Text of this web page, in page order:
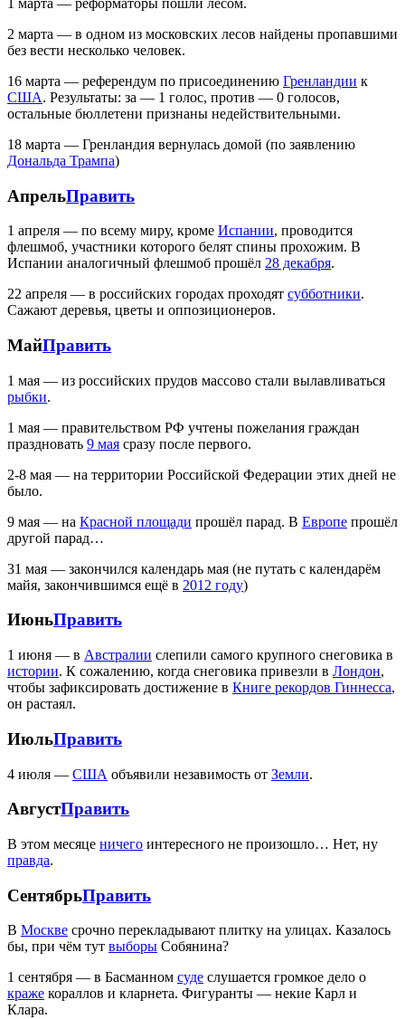
2 марта — в одном из московских лесов найдены пропавшими
без вести несколько человек.
16 марта — референдум по присоединению Гренландии к
США. Результаты: за — 1 голос, против — 0 голосов,
остальные бюллетени признаны недействительными.
18 марта — Гренландия вернулась домой (по заявлению
Дональда Трампа)
АпрельПравить
1 апреля — по всему миру, кроме Испании, проводится
флешмоб, участники которого белят спины прохожим. В
Испании аналогичный флешмоб прошёл 28 декабря.
22 апреля — в российских городах проходят субботники.
Сажают деревья, цветы и оппозиционеров.
МайПравить
1 мая — из российских прудов массово стали вылавливаться
рыбки.
1 мая — правительством РФ учтены пожелания граждан
праздновать 9 мая сразу после первого.
2-8 мая — на территории Российской Федерации этих дней не
было.
9 мая — на Красной площади прошёл парад. В Европе прошёл
другой парад…
31 мая — закончился календарь мая (не путать с календарём
майя, закончившимся ещё в 2012 году)
ИюньПравить
1 июня — в Австралии слепили самого крупного снеговика в
истории. К сожалению, когда снеговика привезли в Лондон,
чтобы зафиксировать достижение в Книге рекордов Гиннесса,
он растаял.
ИюльПравить
4 июля — США объявили незавимость от Земли.
АвгустПравить
В этом месяце ничего интересного не произошло… Нет, ну
правда.
СентябрьПравить
В Москве срочно перекладывают плитку на улицах. Казалось
бы, при чём тут выборы Собянина?
1 сентября — в Басманном суде слушается громкое дело о
краже кораллов и кларнета. Фигуранты — некие Карл и
Клара.